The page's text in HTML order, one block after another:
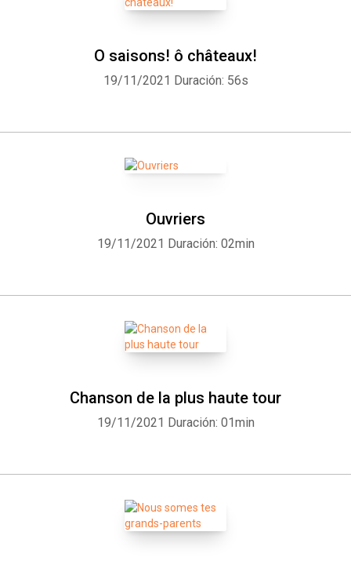
O saisons! ô châteaux!
19/11/2021 Duración: 56s
Ouvriers
19/11/2021 Duración: 02min
Chanson de la plus haute tour
19/11/2021 Duración: 01min
Facebook Twitter